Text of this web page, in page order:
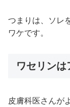
つまりは、ソレ
ワケです。
ワセリンは
皮膚科医さんが